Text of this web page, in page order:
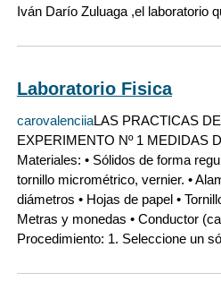
Iván Darío Zuluaga ,el laboratorio
Laboratorio Fisica
carovalenciiaLAS PRACTICAS
EXPERIMENTO Nº 1 MEDIDAS
Materiales: • Sólidos de forma
tornillo micrométrico, vernier. •
diámetros • Hojas de papel •
Metras y monedas • Conductor
Procedimiento: 1. Seleccione un